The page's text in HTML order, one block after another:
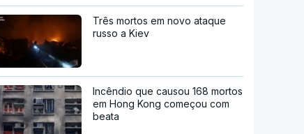
Três mortos em novo ataque
russo a Kiev
Incêndio que causou 168 mortos
em Hong Kong começou com
beata